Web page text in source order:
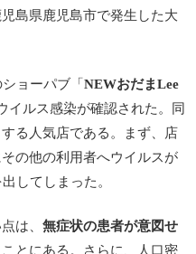
島県鹿児島市で発生した大
ョーパブ「 NEWおだまLee
イルス感染が確認された。同
る人気店である。まず、店
の他の利用者へウイルスが
出してしまった。
は、 無症状の患者が意図せ
ことにある。さらに、人口密